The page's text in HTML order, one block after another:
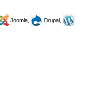
Joomla,
Drupal,